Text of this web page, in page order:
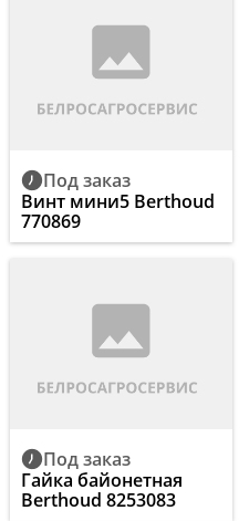
Под заказ
Винт мини5 Berthoud
770869
Под заказ
Гайка байонетная
Berthoud 8253083